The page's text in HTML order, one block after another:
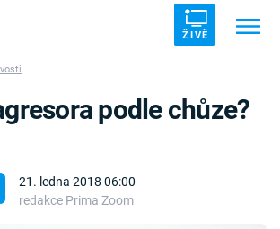
ŽIVĚ
DÁVNOVĚKU
21. ledna 2018 06:00
redakce Prima Zoom
podle chůze?